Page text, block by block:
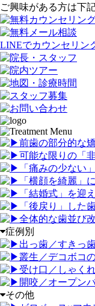
ご興味がある方は下
LINEでカウンセリン
前歯の部分的な
可能な限りの「
「 痛みの少ない
「 横顔を綺麗」
「 結婚式」を迎
「 後戻り」した
全体的な歯並び
症例別
出っ歯／すきっ
叢生／デコボコ
受け口／しゃく
開咬／オープン
その他